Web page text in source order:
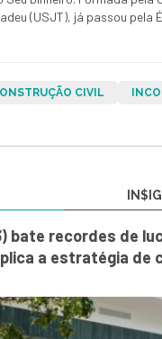
(USJT), já passou pela
CIVIL
bate recordes de
a estratégia de